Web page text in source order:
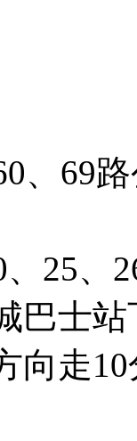
、69
25、
巴士站
走10